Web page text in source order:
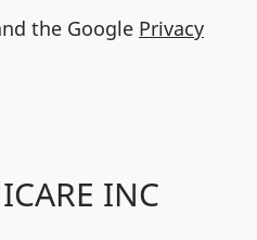
the Google Privacy
INC